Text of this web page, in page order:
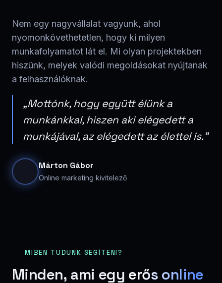
Nem egy nagyvállalat vagyunk, ahol
nyomonkövethetetlen, hogy ki milyen
munkafolyamatot lát el. Mi olyan projektekben
hiszünk, melyek valódi megoldásokat nyújtanak
a felhasználóknak.
„Mottónk, hogy együtt élünk a
munkánkkal, hiszen aki elégedett a
munkájával, az elégedett az élettel is."
Márton Gábor
Online marketing kivitelező
MIBEN TUDUNK SEGÍTENI?
Minden, ami egy erős online